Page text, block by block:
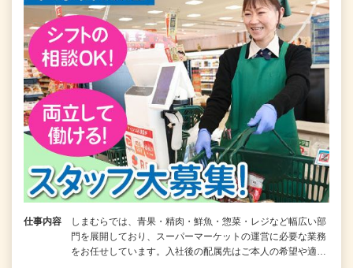
仕事内容
しまむらでは、青果・精肉・鮮魚・惣菜・レジなど幅広い部
門を展開しており、スーパーマーケットの運営に必要な業務
をお任せしています。入社後の配属先はご本人の希望や適…